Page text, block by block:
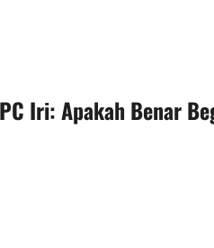
Iri: Apakah Benar